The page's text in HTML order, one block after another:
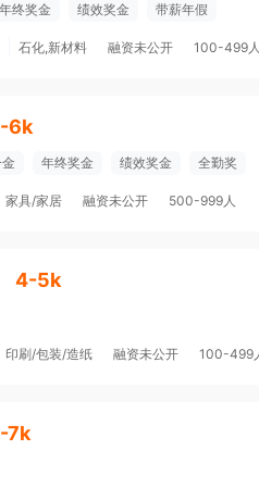
年终奖金 绩效奖金 带薪年假
石化,新材料 融资未公开 100-499
6k
年终奖金 绩效奖金 全勤奖
家具/家居 融资未公开 500-999人
4-5k
印刷/包装/造纸 融资未公开 100-499
7k